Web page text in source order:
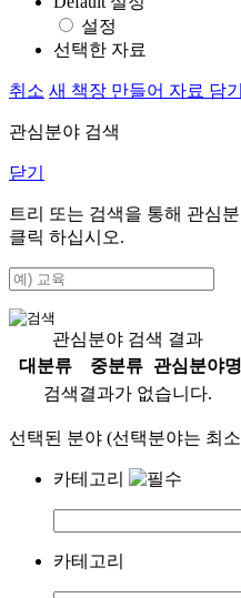
설정
선택한 자료
취소 새 책장 만들어 자료 담기
관심분야 검색
닫기
트리 또는 검색을 통해 관심
클릭 하십시오.
관심분야 검색 결과
대분류
중분류
관심분야명
검색결과가 없습니다.
선택된 분야 (선택분야는 최
카테고리
카테고리